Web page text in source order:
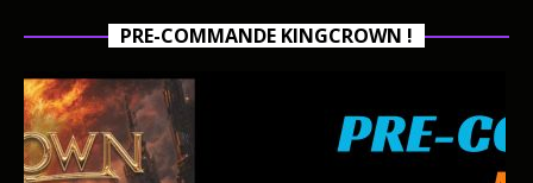
PRE-COMMANDE KINGCROWN !